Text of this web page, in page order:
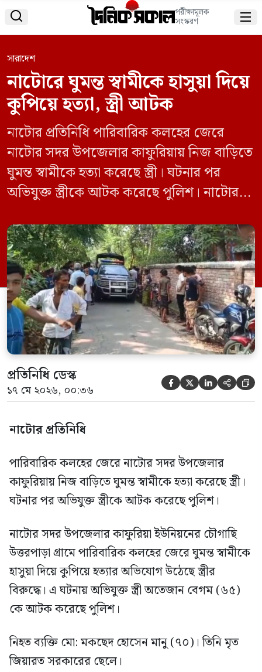
 পরীক্ষামূলক
সংস্করণ 
সারাদেশ
নাটোরে ঘুমন্ত স্বামীকে হাসুয়া দিয়ে
কুপিয়ে হত্যা, স্ত্রী আটক
নাটোর প্রতিনিধি পারিবারিক কলহের জেরে
নাটোর সদর উপজেলার কাফুরিয়ায় নিজ বাড়িতে
ঘুমন্ত স্বামীকে হত্যা করেছে স্ত্রী। ঘটনার পর
অভিযুক্ত স্ত্রীকে আটক করেছে পুলিশ। নাটোর
উত্তরপাড়া গ্রামে পারিবারিক কলহের জেরে ঘুমন্ত
স্বামীকে হাসুয়া দিয়ে কুপিয়ে হত্যার অভিযোগ
উঠেছে স্ত্রীর বিরুদ্ধে। এ ঘটনায় অভিযুক্ত স্ত্রী
অতেজান বেগম (৬৫) কে আটক করেছে
পুলিশ। […]
প্রতিনিধি ডেস্ক
১৭ মে ২০২৬, ০০:৩৬     
নাটোর প্রতিনিধি
পারিবারিক কলহের জেরে নাটোর সদর উপজেলার
কাফুরিয়ায় নিজ বাড়িতে ঘুমন্ত স্বামীকে হত্যা করেছে স্ত্রী।
ঘটনার পর অভিযুক্ত স্ত্রীকে আটক করেছে পুলিশ।
নাটোর সদর উপজেলার কাফুরিয়া ইউনিয়নের চৌগাছি
উত্তরপাড়া গ্রামে পারিবারিক কলহের জেরে ঘুমন্ত স্বামীকে
হাসুয়া দিয়ে কুপিয়ে হত্যার অভিযোগ উঠেছে স্ত্রীর
বিরুদ্ধে। এ ঘটনায় অভিযুক্ত স্ত্রী অতেজান বেগম (৬৫)
কে আটক করেছে পুলিশ।
নিহত ব্যক্তি মো: মকছেদ হোসেন মানু (৭০)। তিনি মৃত
জিয়ারত সরকারের ছেলে।